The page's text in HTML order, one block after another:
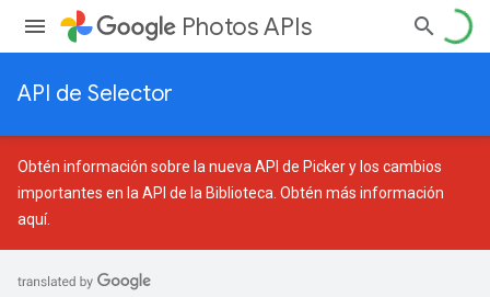
Photos APIs
API de Selector
Obtén información sobre la nueva API de Picker y los cambios
importantes en la API de la Biblioteca. Obtén más información
aquí.